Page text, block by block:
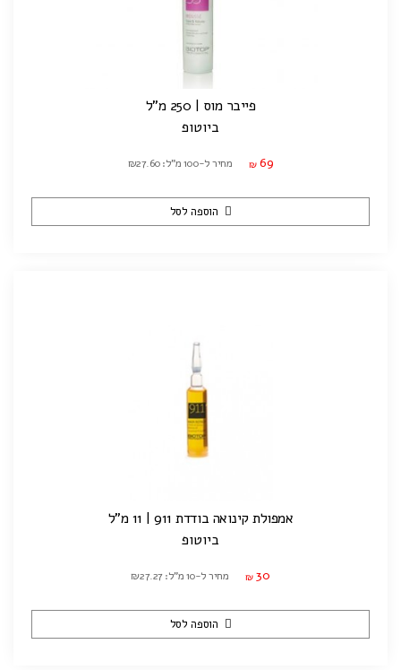
פייבר מוס | 250 מ"ל
ביוטופ
₪ 69 מחיר ל-100 מ"ל: ₪27.60
הוספה לסל
אמפולת קינואה בודדת 911 | 11 מ"ל
ביוטופ
₪ 30 מחיר ל-10 מ"ל: ₪27.27
הוספה לסל